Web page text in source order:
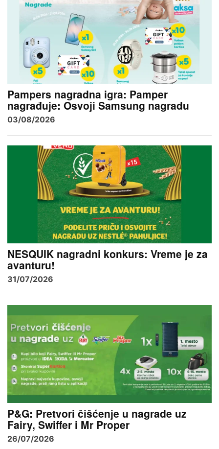
Pampers nagradna igra: Pamper
nagrađuje: Osvoji Samsung nagradu
03/08/2026
NESQUIK nagradni konkurs: Vreme je za
avanturu!
31/07/2026
P&G: Pretvori čišćenje u nagrade uz
Fairy, Swiffer i Mr Proper
26/07/2026